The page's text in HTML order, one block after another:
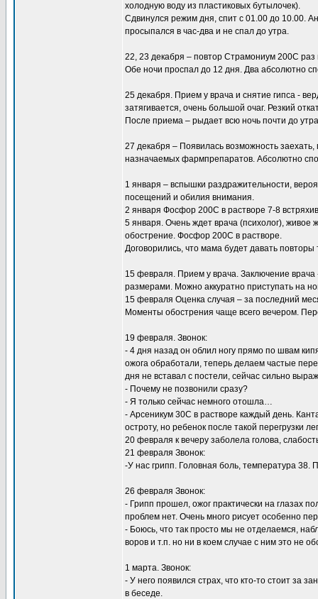
холодную воду из пластиковых бутылочек).
Сдвинулся режим дня, спит с 01.00 до 10.00.
просыпался в час-два и не спал до утра.
22, 23 декабря – повтор Страмониум 200С раз
Обе ночи проспал до 12 дня. Два абсолютно
25 декабря. Прием у врача и снятие гипса -
затягивается, очень большой очаг. Резкий
После приема – рыдает всю ночь почти до
27 декабря – Появилась возможность
назначаемых фармпрепаратов. Абсолютно
1 января – вспышки раздражительности,
посещений и обилия внимания.
2 января Фосфор 200С в растворе 7-8
5 января. Очень ждет врача (психолог),
обострение. Фосфор 200С в растворе.
Договорились, что мама будет давать
15 февраля. Прием у врача. Заключение
размерами. Можно аккуратно приступать на
15 февраля Оценка случая – за последний
Моменты обострения чаще всего вечером.
19 февраля. Звонок:
- 4 дня назад он облил ногу прямо по швам
ожога обработали, теперь делаем частые
дня не вставал с постели, сейчас сильно
- Почему не позвонили сразу?
- Я только сейчас немного отошла…
- Арсеникум 30С в растворе каждый день.
остроту, но ребенок после такой перегрузки
20 февраля к вечеру заболела голова,
21 февраля Звонок:
-У нас грипп. Головная боль, температура 38.
26 февраля Звонок:
- Грипп прошел, ожог практически на глазах
проблем нет. Очень много рисует особенно
- Боюсь, что так просто мы не отделаемся,
воров и т.п. но ни в коем случае с ним это не
1 марта. Звонок:
- У него появился страх, что кто-то стоит за
в беседе.